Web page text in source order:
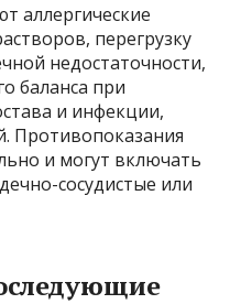
аллергические
перегрузку
недостаточности,
баланса при
и инфекции,
Противопоказания
и могут включать
сосудистые или